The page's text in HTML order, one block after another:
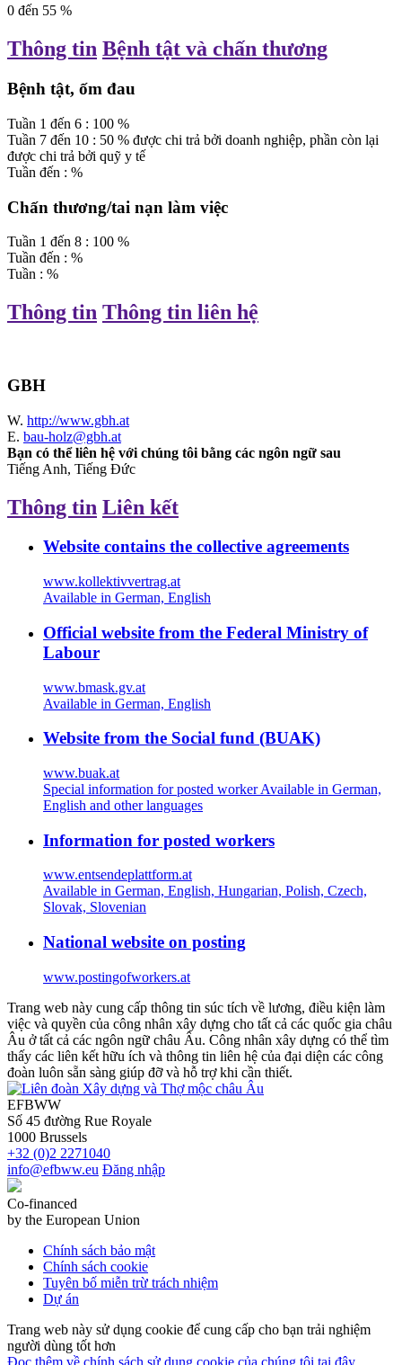
0 đến 55 %
Thông tin Bệnh tật và chấn thương
Bệnh tật, ốm đau
Tuần 1 đến 6 : 100 %
Tuần 7 đến 10 : 50 % được chi trả bởi doanh nghiệp, phần còn lại
được chi trả bởi quỹ y tế
Tuần đến : %
Chấn thương/tai nạn làm việc
Tuần 1 đến 8 : 100 %
Tuần đến : %
Tuần : %
Thông tin Thông tin liên hệ
GBH
W. http://www.gbh.at
E. bau-holz@gbh.at
Bạn có thể liên hệ với chúng tôi bằng các ngôn ngữ sau
Tiếng Anh, Tiếng Đức
Thông tin Liên kết
Website contains the collective agreements
www.kollektivvertrag.at
Available in German, English
Official website from the Federal Ministry of
Labour
www.bmask.gv.at
Available in German, English
Website from the Social fund (BUAK)
www.buak.at
Special information for posted worker Available in German,
English and other languages
Information for posted workers
www.entsendeplattform.at
Available in German, English, Hungarian, Polish, Czech,
Slovak, Slovenian
National website on posting
www.postingofworkers.at
Trang web này cung cấp thông tin súc tích về lương, điều kiện làm
việc và quyền của công nhân xây dựng cho tất cả các quốc gia châu
Âu ở tất cả các ngôn ngữ châu Âu. Công nhân xây dựng có thể tìm
thấy các liên kết hữu ích và thông tin liên hệ của đại diện các công
đoàn luôn sẵn sàng giúp đỡ và hỗ trợ khi cần thiết.
EFBWW
Số 45 đường Rue Royale
1000 Brussels
+32 (0)2 2271040
info@efbww.eu Đăng nhập
Co-financed
by the European Union
Chính sách bảo mật
Chính sách cookie
Tuyên bố miễn trừ trách nhiệm
Dự án
Trang web này sử dụng cookie để cung cấp cho bạn trải nghiệm
người dùng tốt hơn
Đọc thêm về chính sách sử dụng cookie của chúng tôi tại đây